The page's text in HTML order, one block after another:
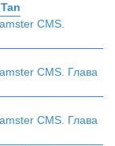
CMS.
CMS. Глава
CMS. Глава